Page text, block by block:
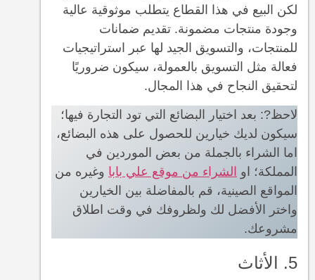
لكن البيع في هذا القطاع يتطلب موثوقية عالية
وجودة منتجات مضمونة. تقديم ضمانات
للمنتجات، والتسويق الجيد لها عبر استراتيجيات
فعالة مثل التسويق بالعمولة، سيكون ضروريًا
لتحقيق النجاح في هذا المجال.
لاحظ?: بعد اختيار البضائع التي تود التجارة فيها؛
سيكون لديك خيارين للحصول على هذه البضائع،
اما الشراء بالجملة من بعض الموردين في
المملكة؛ او الشراء من موقع علي بابا وغيره من
المواقع الصينية، قم بالمفاضلة بين الخيارين
واختر الأفضل لك ولظروفك في وقت اطلاق
مشروعك.
5. الأثاث